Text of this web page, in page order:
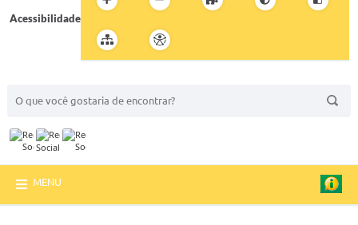
Acessibilidade
MENU